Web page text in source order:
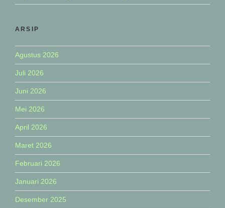
ARSIP
Agustus 2026
Juli 2026
Juni 2026
Mei 2026
April 2026
Maret 2026
Februari 2026
Januari 2026
Desember 2025